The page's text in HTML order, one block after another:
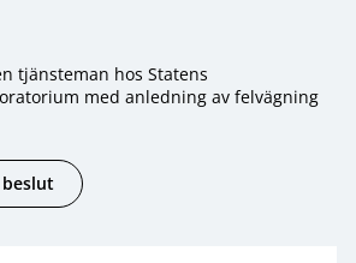
tjänsteman hos Statens
med anledning av felvägning